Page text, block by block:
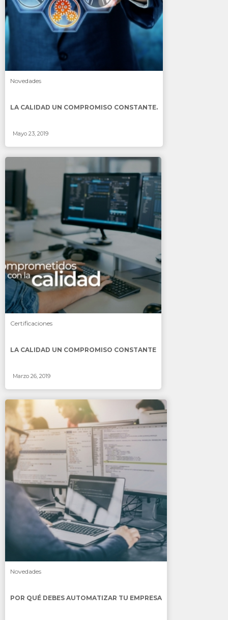
Novedades
LA CALIDAD UN COMPROMISO CONSTANTE.
Mayo 23, 2019
SABER MÁS
Certificaciones
LA CALIDAD UN COMPROMISO CONSTANTE
Marzo 26, 2019
SABER MÁS
Novedades
POR QUÉ DEBES AUTOMATIZAR TU EMPRESA